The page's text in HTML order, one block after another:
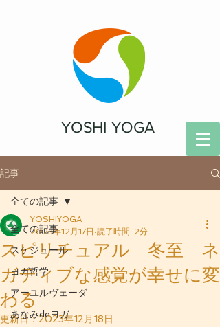
YOSHI YOGA
記事
全ての記事
スケジュール
ヨガ哲学
アーユルヴェーダ
あなみdeヨガ
全ての記事
スピリチュアル 冬至 ネ
ガティブな感覚が幸せに変
わる
YOSHIYOGA
2023年12月17日 読了時間: 2分
更新日：2023年12月18日